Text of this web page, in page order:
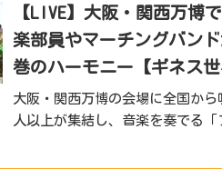
【LIVE】大阪・関西万
楽部員やマーチングバン
巻のハーモニー【ギネス世
大阪・関西万博の会場に全国か
人以上が集結し、音楽を奏でる「